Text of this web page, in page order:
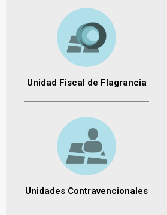
Unidad Fiscal de Flagrancia
Unidades Contravencionales